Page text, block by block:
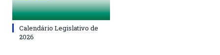
Calendário Legislativo de
2026